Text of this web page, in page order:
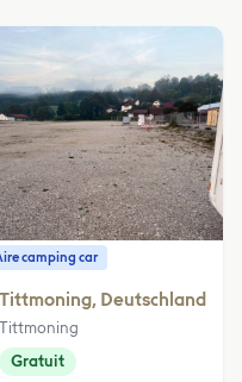
camping car
Tittmoning, Deutschland
Tittmoning
Gratuit